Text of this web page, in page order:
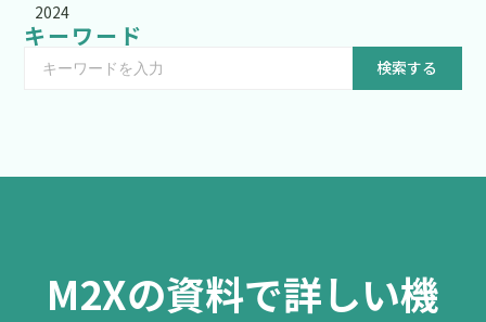
2024
キーワード
検索する
M2Xの資料で詳しい機